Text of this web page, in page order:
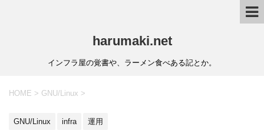
harumaki.net
インフラ屋の覚書や、ラーメン食べある記とか。
HOME > GNU/Linux >
GNU/Linux infra 運用